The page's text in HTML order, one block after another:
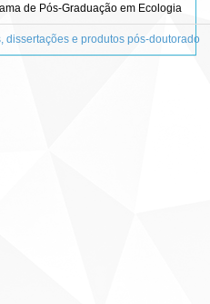
de Pós-Graduação em Ecologia
dissertações e produtos pós-doutorado